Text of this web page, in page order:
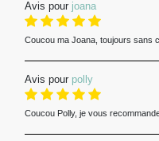
Avis pour joana
Coucou ma Joana, toujours sans
Avis pour polly
Coucou Polly, je vous